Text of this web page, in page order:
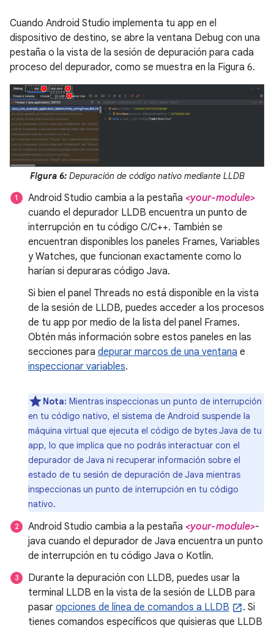
Cuando Android Studio implementa tu app en el
dispositivo de destino, se abre la ventana Debug con una
pestaña o la vista de la sesión de depuración para cada
proceso del depurador, como se muestra en la Figura 6.
Figura 6:Depuración de código nativo mediante LLDB
Android Studio cambia a la pestaña <your-module>
cuando el depurador LLDB encuentra un punto de
interrupción en tu código C/C++. También se
encuentran disponibles los paneles Frames, Variables
y Watches, que funcionan exactamente como lo
harían si depuraras código Java.
Si bien el panel Threads no está disponible en la vista
de la sesión de LLDB, puedes acceder a los procesos
de tu app por medio de la lista del panel Frames.
Obtén más información sobre estos paneles en las
secciones para depurar marcos de una ventana e
inspeccionar variables.
Nota: Mientras inspeccionas un punto de interrupción
en tu código nativo, el sistema de Android suspende la
máquina virtual que ejecuta el código de bytes Java de tu
app, lo que implica que no podrás interactuar con el
depurador de Java ni recuperar información sobre el
estado de tu sesión de depuración de Java mientras
inspeccionas un punto de interrupción en tu código
nativo.
Android Studio cambia a la pestaña <your-module>-
java cuando el depurador de Java encuentra un punto
de interrupción en tu código Java o Kotlin.
Durante la depuración con LLDB, puedes usar la
terminal LLDB en la vista de la sesión de LLDB para
pasar opciones de línea de comandos a LLDB
. Si
tienes comandos específicos que quisieras que LLDB